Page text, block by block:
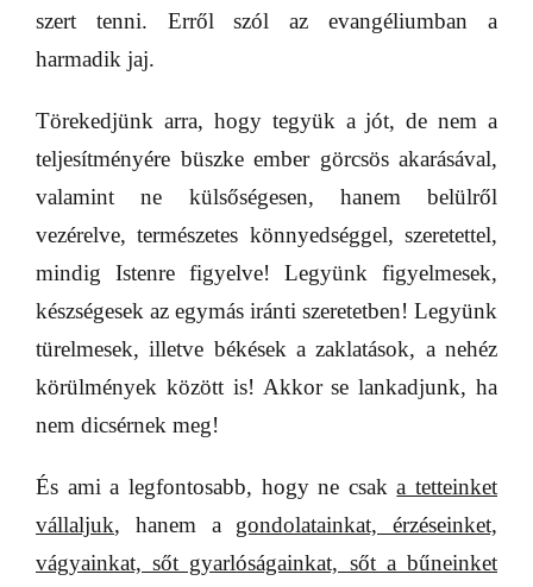
szert tenni. Erről szól az evangéliumban a
harmadik jaj.
Törekedjünk arra, hogy tegyük a jót, de nem a
teljesítményére büszke ember görcsös akarásával,
valamint ne külsőségesen, hanem belülről
vezérelve, természetes könnyedséggel, szeretettel,
mindig Istenre figyelve! Legyünk figyelmesek,
készségesek az egymás iránti szeretetben! Legyünk
türelmesek, illetve békések a zaklatások, a nehéz
körülmények között is! Akkor se lankadjunk, ha
nem dicsérnek meg!
És ami a legfontosabb, hogy ne csaka tetteinket
vállaljuk, hanem a gondolatainkat, érzéseinket,
vágyainkat, sőt gyarlóságainkat, sőt a bűneinket